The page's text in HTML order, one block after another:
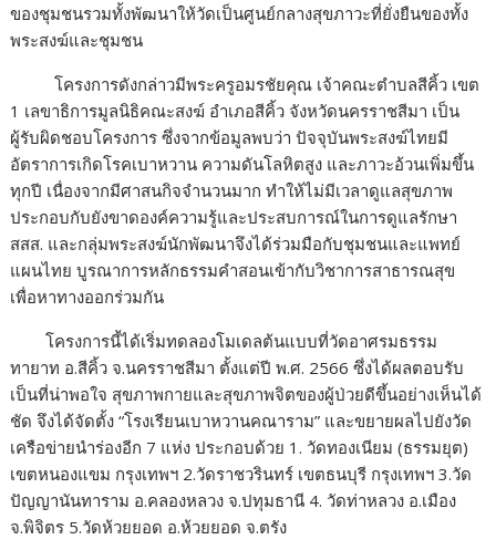
ของชุมชนรวมทั้งพัฒนาให้วัดเป็นศูนย์กลางสุขภาวะที่ยั่งยืนของทั้ง
พระสงฆ์และชุมชน
โครงการดังกล่าวมีพระครูอมรชัยคุณ เจ้าคณะตำบลสีคิ้ว เขต
1 เลขาธิการมูลนิธิคณะสงฆ์ อำเภอสีคิ้ว จังหวัดนครราชสีมา เป็น
ผู้รับผิดชอบโครงการ ซึ่งจากข้อมูลพบว่า ปัจจุบันพระสงฆ์ไทยมี
อัตราการเกิดโรคเบาหวาน ความดันโลหิตสูง และภาวะอ้วนเพิ่มขึ้น
ทุกปี เนื่องจากมีศาสนกิจจำนวนมาก ทำให้ไม่มีเวลาดูแลสุขภาพ
ประกอบกับยังขาดองค์ความรู้และประสบการณ์ในการดูแลรักษา
สสส. และกลุ่มพระสงฆ์นักพัฒนาจึงได้ร่วมมือกับชุมชนและแพทย์
แผนไทย บูรณาการหลักธรรมคำสอนเข้ากับวิชาการสาธารณสุข
เพื่อหาทางออกร่วมกัน
โครงการนี้ได้เริ่มทดลองโมเดลต้นแบบที่วัดอาศรมธรรม
ทายาท อ.สีคิ้ว จ.นครราชสีมา ตั้งแต่ปี พ.ศ. 2566 ซึ่งได้ผลตอบรับ
เป็นที่น่าพอใจ สุขภาพกายและสุขภาพจิตของผู้ป่วยดีขึ้นอย่างเห็นได้
ชัด จึงได้จัดตั้ง “โรงเรียนเบาหวานคณาราม” และขยายผลไปยังวัด
เครือข่ายนำร่องอีก 7 แห่ง ประกอบด้วย 1. วัดทองเนียม (ธรรมยุต)
เขตหนองแขม กรุงเทพฯ 2.วัดราชวรินทร์ เขตธนบุรี กรุงเทพฯ 3.วัด
ปัญญานันทาราม อ.คลองหลวง จ.ปทุมธานี 4. วัดท่าหลวง อ.เมือง
จ.พิจิตร 5.วัดห้วยยอด อ.ห้วยยอด จ.ตรัง